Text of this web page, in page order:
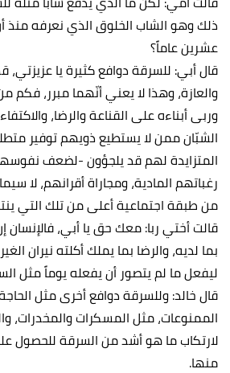
ذلك وهو الشاب الخلوق الذي نعرفه
عشرين عاماً؟
قال أبي: للسرقة دوافع كثيرة يا
والعازة، وهذا لا يعني أنّهما مبرر،
وربى أبناءه على القناعة والرضا،
الشبّان ممن لا يستطيع ذويهم توفير
المتزايدة لهم قد يلجؤون -لضعف
رغباتهم المادية، ومجاراة أقرانهم، لا
من طبقة اجتماعية أعلى من تلك التي
قالت أختي ربا: معك حق يا أبي، فالإنسان
بما لديه، والرضا بما يملك أكلته نيران
ليفعل ما لم يتصور أن يفعله يوماً مثل
قال خالد: وللسرقة دوافع أخرى مثل
الممنوعات، مثل المسكرات والمخدرات،
لارتكاب ما هو أشد من السرقة للحصول
منها.